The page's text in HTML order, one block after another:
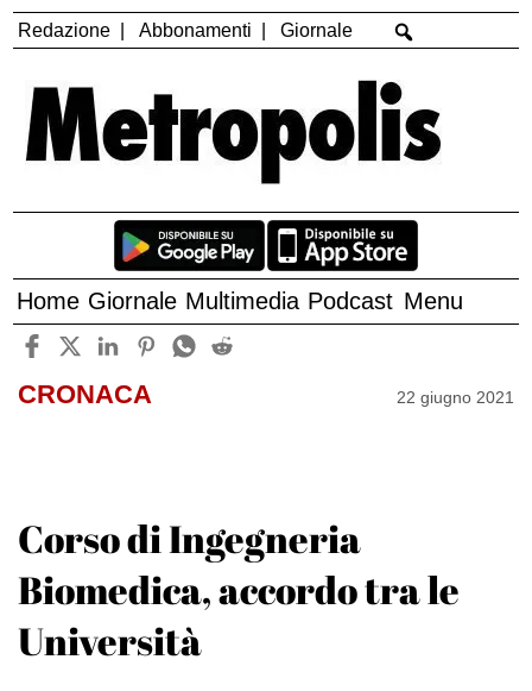
Redazione Abbonamenti Giornale
Home Giornale Multimedia Podcast Menu
CRONACA 22 giugno 2021
Corso di Ingegneria
Biomedica, accordo tra le
Università